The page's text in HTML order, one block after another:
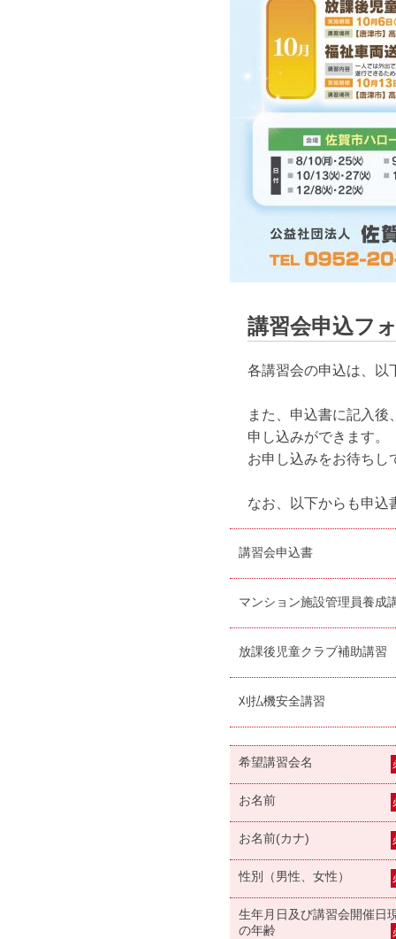
講習会申込フ
各講習会の申込は、以
また、申込書に記入
申し込みができます。
お申し込みをお待ちし
なお、以下からも申込
講習会申込書
マンション施設管理員養成
放課後児童クラブ補助講習
刈払機安全講習
希望講習会名
お名前
お名前(カナ)
性別（男性、女性）
生年月日及び講習会開催日
の年齢